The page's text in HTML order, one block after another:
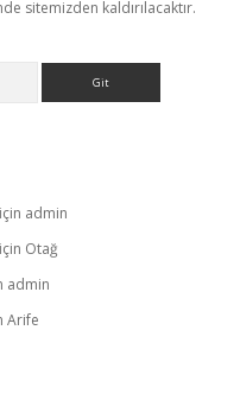
sitemizden kaldırılacaktır.
için admin
için Otağ
admin
Arife